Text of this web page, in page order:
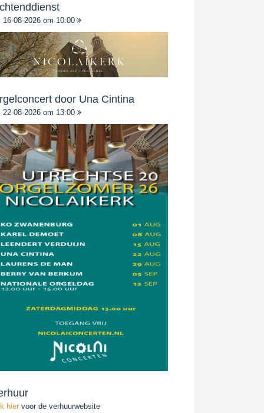
16-08-2026 om 10:00
door Una Cintina
22-08-2026 om 13:00
hiervoor de verhuurwebsite